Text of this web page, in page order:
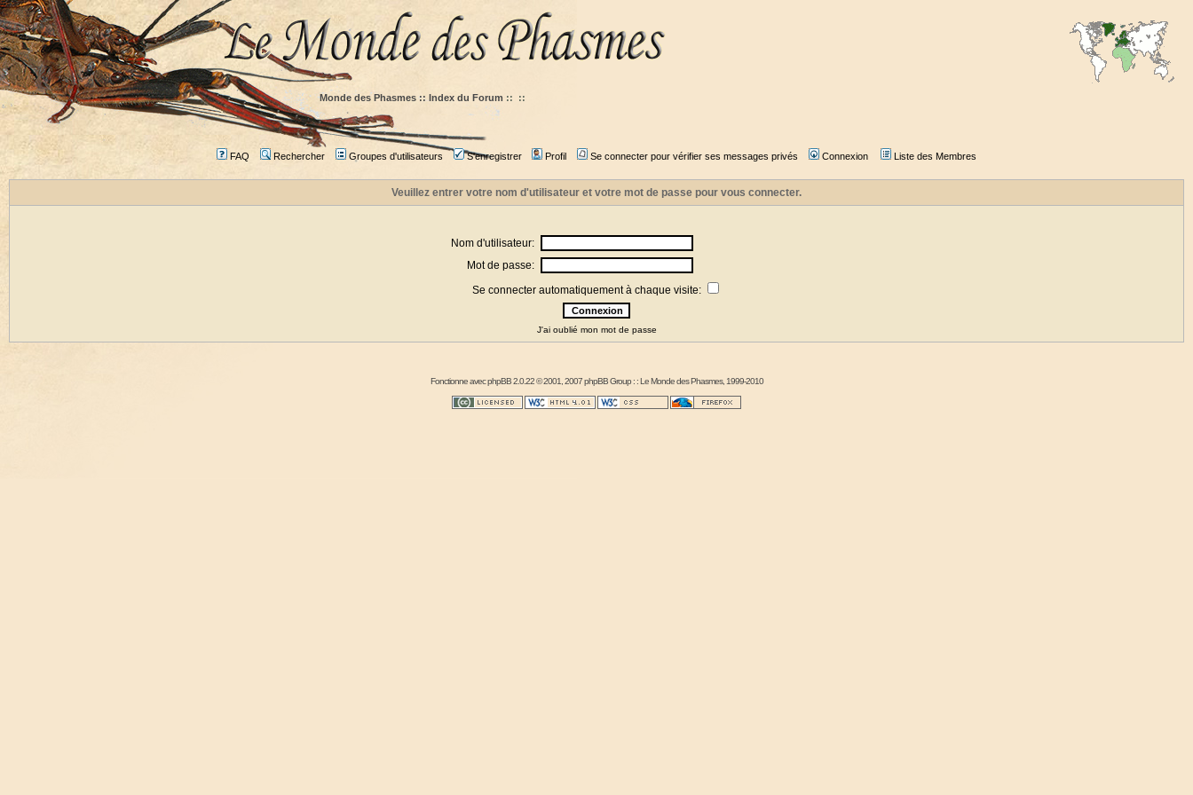
Monde des Phasmes :: Index du Forum :: ::
FAQ Rechercher Groupes d'utilisateurs S'enregistrer Profil Se connecter pour vérifier ses messages privés Connexion Liste des Membres
Veuillez entrer votre nom d'utilisateur et votre mot de passe pour vous connecter.
Nom d'utilisateur:
Mot de passe:
Se connecter automatiquement à chaque visite:
J'ai oublié mon mot de passe
Fonctionne avecphpBB2.0.22 © 2001, 2007 phpBB Group : :Le Monde des Phasmes, 1999-2010